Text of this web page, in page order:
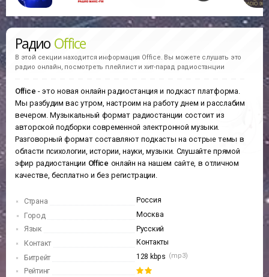
Радио Office
В этой секции находится информация Office. Вы можете слушать это
радио онлайн, посмотреть плейлист и хит-парад радиостанции
Office - это новая онлайн радиостанция и подкаст платформа.
Мы разбудим вас утром, настроим на работу днем и расслабим
вечером. Музыкальный формат радиостанции состоит из
авторской подборки современной электронной музыки.
Разговорный формат составляют подкасты на острые темы в
области психологии, истории, науки, музыки. Слушайте прямой
эфир радиостанции Office онлайн на нашем сайте, в отличном
качестве, бесплатно и без регистрации.
Страна
Россия
Город
Москва
Язык
Русский
Контакт
Контакты
Битрейт
128 kbps (mp3)
Рейтинг